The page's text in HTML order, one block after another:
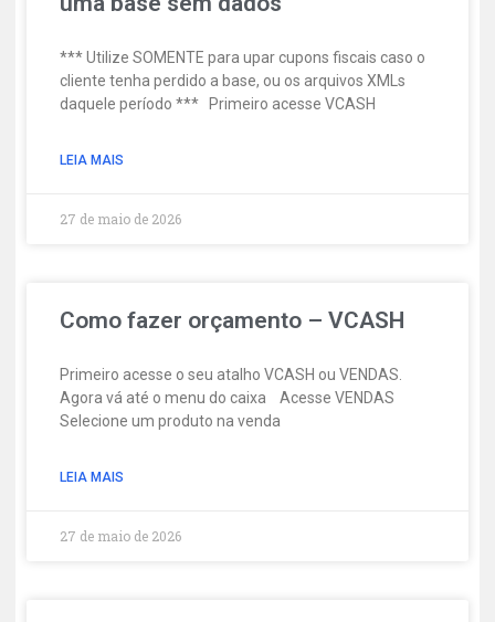
*** Utilize SOMENTE para upar cupons fiscais caso o
cliente tenha perdido a base, ou os arquivos XMLs
daquele período *** Primeiro acesse VCASH
LEIA MAIS
27 de maio de 2026
Como fazer orçamento – VCASH
Primeiro acesse o seu atalho VCASH ou VENDAS.
Agora vá até o menu do caixa Acesse VENDAS
Selecione um produto na venda
LEIA MAIS
27 de maio de 2026